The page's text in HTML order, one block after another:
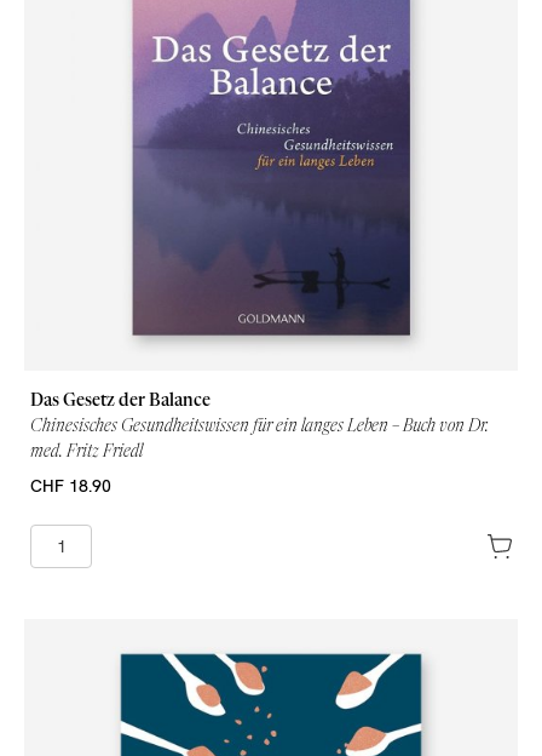
Das Gesetz der Balance
Chinesisches Gesundheitswissen für ein langes Leben – Buch von Dr.
med. Fritz Friedl
CHF 18.90